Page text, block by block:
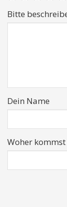
Bitte
Dein Name
Woher kommst